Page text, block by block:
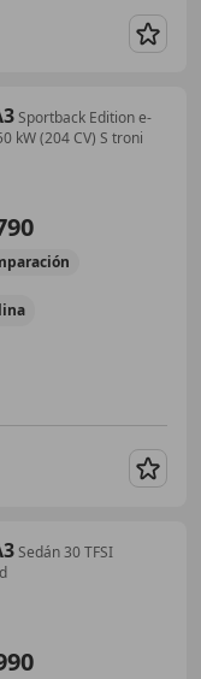
Sportback Edition e-
kW (204 CV) S troni
Sedán 30 TFSI